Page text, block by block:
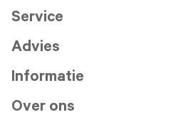
Service
Advies
Informatie
Over ons